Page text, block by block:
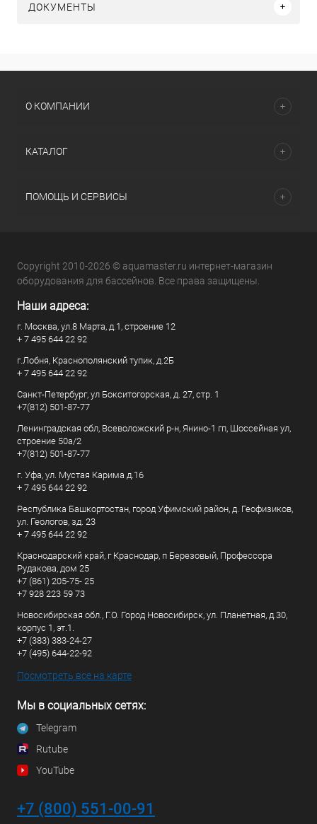
ДОКУМЕНТЫ
О КОМПАНИИ
КАТАЛОГ
ПОМОЩЬ И СЕРВИСЫ
Copyright 2010-2026 © aquamaster.ru интернет-магазин
оборудования для бассейнов. Все права защищены.
Наши адреса:
г. Москва, ул.8 Марта, д.1, строение 12
+ 7 495 644 22 92
г.Лобня, Краснополянский тупик, д.2Б
+ 7 495 644 22 92
Санкт-Петербург, ул Бокситогорская, д. 27, стр. 1
+7(812) 501-87-77
Ленинградская обл, Всеволожский р-н, Янино-1 гп, Шоссейная ул,
строение 50а/2
+7(812) 501-87-77
г. Уфа, ул. Мустая Карима д.16
+ 7 495 644 22 92
Республика Башкортостан, город Уфимский район, д. Геофизиков,
ул. Геологов, зд. 23
+ 7 495 644 22 92
Краснодарский край, г Краснодар, п Березовый, Профессора
Рудакова, дом 25
+7 (861) 205-75- 25
+7 928 223 59 73
Новосибирская обл., Г.О. Город Новосибирск, ул. Планетная, д.30,
корпус 1, эт.1.
+7 (383) 383-24-27
+7 (495) 644-22-92
Посмотреть все на карте
Мы в социальных сетях:
Telegram
Rutube
YouTube
+7 (800) 551-00-91